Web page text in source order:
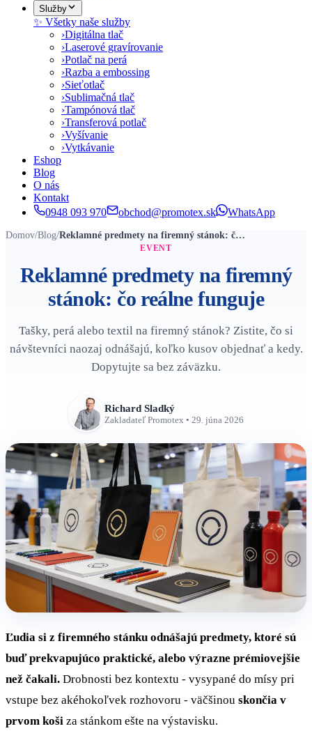
Služby
✨ Všetky naše služby
›Digitálna tlač
›Laserové gravírovanie
›Potlač na perá
›Razba a embossing
›Sieťotlač
›Sublimačná tlač
›Tampónová tlač
›Transferová potlač
›Vyšívanie
›Vytkávanie
Eshop
Blog
O nás
Kontakt
0948 093 970
obchod@promotex.sk WhatsApp
Domov/Blog/ Reklamné predmety na firemný stánok: čo reálne funguje
EVENT
Reklamné predmety na firemný
stánok: čo reálne funguje
Tašky, perá alebo textil na firemný stánok? Zistite, čo si
návštevníci naozaj odnášajú, koľko kusov objednať a kedy.
Dopytujte sa bez záväzku.
Richard Sladký
Zakladateľ Promotex • 29. júna 2026
Ľudia si z firemného stánku odnášajú predmety, ktoré sú
buď prekvapujúco praktické, alebo výrazne prémiovejšie
než čakali. Drobnosti bez kontextu - vysypané do mísy pri
vstupe bez akéhokoľvek rozhovoru - väčšinou skončia v
prvom koši za stánkom ešte na výstavisku.